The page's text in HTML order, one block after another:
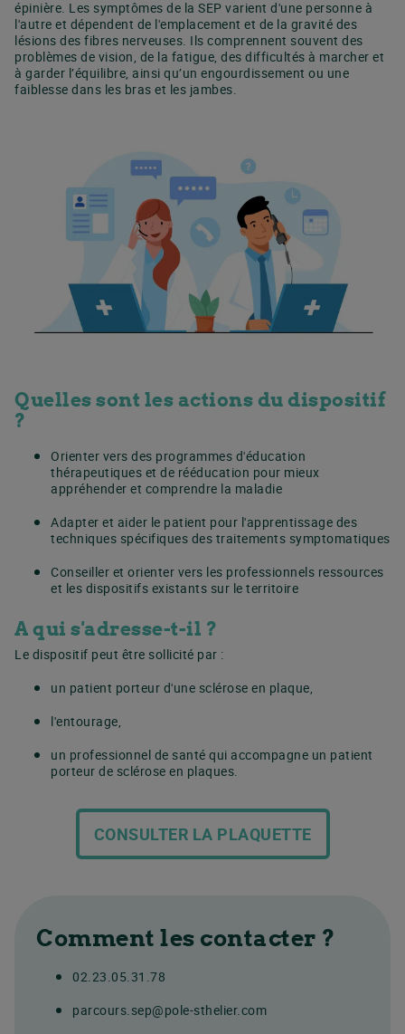
épinière. Les symptômes de la SEP varient d'une personne à
l'autre et dépendent de l'emplacement et de la gravité des
lésions des fibres nerveuses. Ils comprennent souvent des
problèmes de vision, de la fatigue, des difficultés à marcher et
à garder l’équilibre, ainsi qu’un engourdissement ou une
faiblesse dans les bras et les jambes.
Quelles sont les actions du dispositif
?
Orienter vers des programmes d'éducation
thérapeutiques et de rééducation pour mieux
appréhender et comprendre la maladie
Adapter et aider le patient pour l'apprentissage des
techniques spécifiques des traitements symptomatiques
Conseiller et orienter vers les professionnels ressources
et les dispositifs existants sur le territoire
A qui s'adresse-t-il ?
Le dispositif peut être sollicité par :
un patient porteur d'une sclérose en plaque,
l'entourage,
un professionnel de santé qui accompagne un patient
porteur de sclérose en plaques.
CONSULTER LA PLAQUETTE
Comment les contacter ?
02.23.05.31.78
parcours.sep@pole-sthelier.com